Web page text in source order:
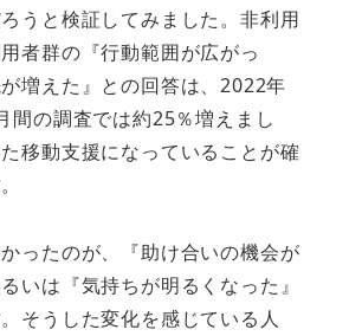
うと検証してみました。非利用
者群の『行動範囲が広がっ
増えた』との回答は、2022年
間の調査では約25％増えまし
移動支援になっていることが確
ったのが、『助け合いの機会が
いは『気持ちが明るくなった』
そうした変化を感じている人